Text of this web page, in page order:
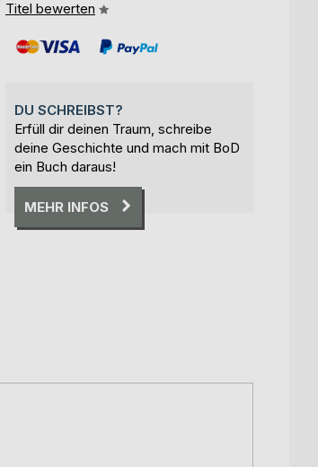
Titel bewerten
DU SCHREIBST?
Erfüll dir deinen Traum, schreibe
deine Geschichte und mach mit BoD
ein Buch daraus!
MEHR INFOS